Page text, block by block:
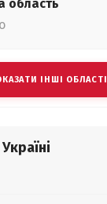
область
ІНШІ ОБЛАСТІ